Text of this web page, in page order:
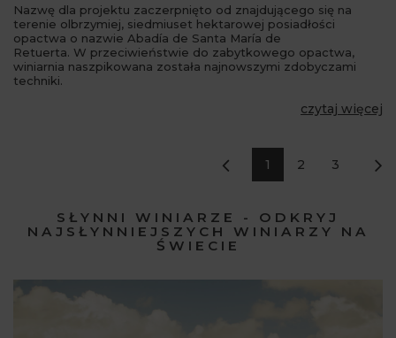
Nazwę dla projektu zaczerpnięto od znajdującego się na
terenie olbrzymiej, siedmiuset hektarowej posiadłości
opactwa o nazwie Abadía de Santa María de
Retuerta. W przeciwieństwie do zabytkowego opactwa,
winiarnia naszpikowana została najnowszymi zdobyczami
techniki.
czytaj więcej
1 2 3
SŁYNNI WINIARZE - ODKRYJ
NAJSŁYNNIEJSZYCH WINIARZY NA
ŚWIECIE